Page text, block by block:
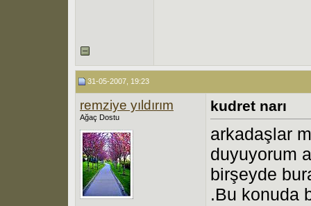
31-05-2007, 19:23
remziye yıldırım
Ağaç Dostu
kudret narı
arkadaşlar
duyuyorum
birşeyde
.Bu konuda